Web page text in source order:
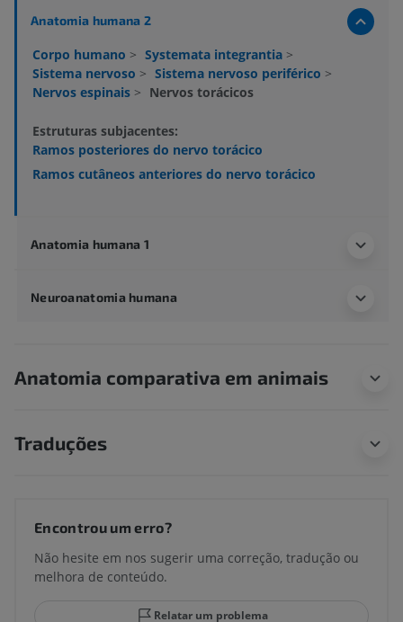
Anatomia humana 2
Corpo humano > Systemata integrantia >
Sistema nervoso > Sistema nervoso periférico >
Nervos espinais > Nervos torácicos
Estruturas subjacentes:
Ramos posteriores do nervo torácico
Ramos cutâneos anteriores do nervo torácico
Anatomia humana 1
Neuroanatomia humana
Anatomia comparativa em animais
Traduções
Encontrou um erro?
Não hesite em nos sugerir uma correção, tradução ou
melhora de conteúdo.
Relatar um problema